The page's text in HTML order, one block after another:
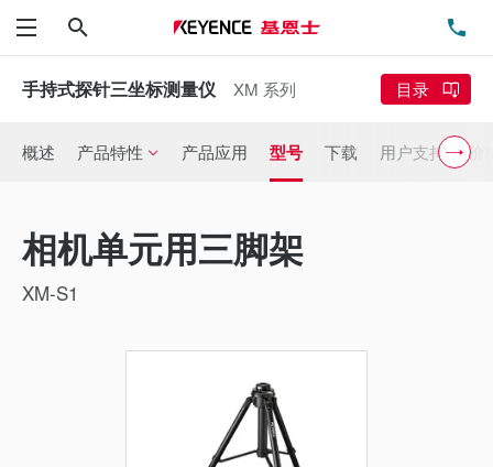
菜单
手持式探针三坐标测量仪 XM 系列 目录
概述 产品特性 产品应用 型号 下载 用户支持 价
相机单元用三脚架
XM-S1